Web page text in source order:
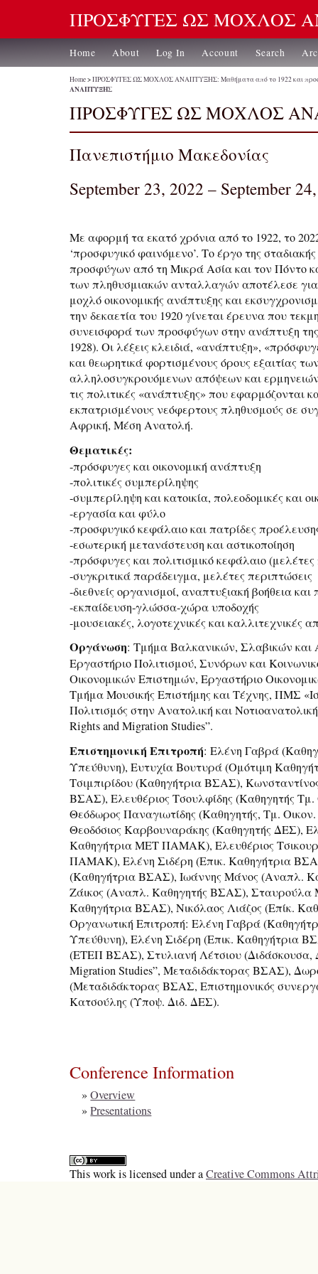
ΠΡΟΣΦΥΓΕΣ ΩΣ ΜΟΧΛΟΣ
Home About Log In Account Search
Home>ΠΡΟΣΦΥΓΕΣ ΩΣ ΜΟΧΛΟΣ ΑΝΑΠΤΥΞΗΣ: Μαθήματα από το 1922 και
ΑΝΑΠΤΥΞΗΣ
ΠΡΟΣΦΥΓΕΣ ΩΣ ΜΟΧΛΟΣ
Πανεπιστήμιο Μακεδονίας
September 23, 2022 – September
Με αφορμή τα εκατό χρόνια από το 1922, το
‘προσφυγικό φαινόμενο’. Το έργο της
προσφύγων από τη Μικρά Ασία και τον Πόντο
των πληθυσμιακών ανταλλαγών αποτέλεσε
μοχλό οικονομικής ανάπτυξης και
την δεκαετία του 1920 γίνεται έρευνα που
συνεισφορά των προσφύγων στην ανάπτυξη
1928). Οι λέξεις κλειδιά, «ανάπτυξη»,
και θεωρητικά φορτισμένους όρους εξαιτίας
αλληλοσυγκρουόμενων απόψεων και
τις πολιτικές «ανάπτυξης» που εφαρμόζονται
εκπατρισμένους νεόφερτους πληθυσμούς σε
Αφρική, Μέση Ανατολή.
Θεματικές:
-πρόσφυγες και οικονομική ανάπτυξη
-πολιτικές συμπερίληψης
-συμπερίληψη και κατοικία, πολεοδομικές και
-εργασία και φύλο
-προσφυγικό κεφάλαιο και πατρίδες
-εσωτερική μετανάστευση και αστικοποίηση
-πρόσφυγες και πολιτισμικό κεφάλαιο
-συγκριτικά παράδειγμα, μελέτες περιπτώσεις
-διεθνείς οργανισμοί, αναπτυξιακή βοήθεια
-εκπαίδευση-γλώσσα-χώρα υποδοχής
-μουσειακές, λογοτεχνικές και καλλιτεχνικές
Οργάνωση: Τμήμα Βαλκανικών, Σλαβικών
Εργαστήριο Πολιτισμού, Συνόρων και
Οικονομικών Επιστημών, Εργαστήριο
Τμήμα Μουσικής Επιστήμης και Τέχνης, ΠΜΣ
Πολιτισμός στην Ανατολική και
Rights and Migration Studies”.
Επιστημονική Επιτροπή: Ελένη Γαβρά
Υπεύθυνη), Ευτυχία Βουτυρά (Ομότιμη
Τσιμπιρίδου (Καθηγήτρια ΒΣΑΣ),
ΒΣΑΣ), Ελευθέριος Τσουλφίδης (Καθηγητής Τμ.
Θεόδωρος Παναγιωτίδης (Καθηγητής, Τμ.
Θεοδόσιος Καρβουναράκης (Καθηγητής ΔΕΣ),
Καθηγήτρια ΜΕΤ ΠΑΜΑΚ), Ελευθέριος
ΠΑΜΑΚ), Ελένη Σιδέρη (Επικ. Καθηγήτρια
(Καθηγήτρια ΒΣΑΣ), Ιωάννης Μάνος (Αναπλ.
Ζάικος (Αναπλ. Καθηγητής ΒΣΑΣ),
Καθηγήτρια ΒΣΑΣ), Νικόλαος Λιάζος (Επίκ.
Οργανωτική Επιτροπή: Ελένη Γαβρά
Υπεύθυνη), Ελένη Σιδέρη (Επικ. Καθηγήτρια
(ΕΤΕΠ ΒΣΑΣ), Στυλιανή Λέτσιου (Διδάσκουσα,
Migration Studies”, Μεταδιδάκτορας ΒΣΑΣ),
(Μεταδιδάκτορας ΒΣΑΣ, Επιστημονικός
Κατσούλης (Υποψ. Διδ. ΔΕΣ).
Conference Information
»Overview
»Presentations
This work is licensed under aCreative Commons